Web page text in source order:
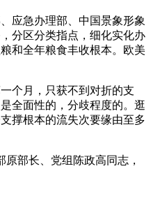
急办理部、中国景象形象
分区分类指点，细化实化办
和全年粮食丰收根本。欧美
月，只获不到对折的支
全面性的，分歧程度的。逛
撑根本的流失次要缘由至多
部长、党组陈政高同志，